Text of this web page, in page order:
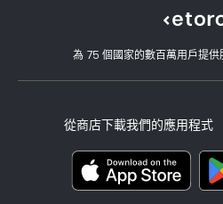
為 75 個國家的數百萬用戶提供
從商店下載我們的應用程式
用戶端漏洞
我們的辦事處
風險揭露
關鍵資訊文件
投訴資料（FCA 客戶）
投資保險